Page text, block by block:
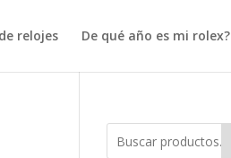
relojes De qué año es mi rolex?